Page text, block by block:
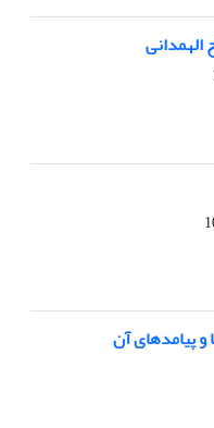
الهمدانی
پیامدهای آن